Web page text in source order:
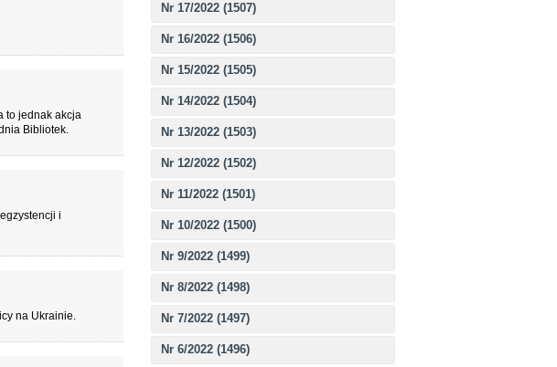
Nr 17/2022 (1507)
Nr 16/2022 (1506)
Nr 15/2022 (1505)
Nr 14/2022 (1504)
Nr 13/2022 (1503)
Nr 12/2022 (1502)
Nr 11/2022 (1501)
Nr 10/2022 (1500)
Nr 9/2022 (1499)
Nr 8/2022 (1498)
Nr 7/2022 (1497)
Nr 6/2022 (1496)
to jednak akcja
Bibliotek.
i
na Ukrainie.